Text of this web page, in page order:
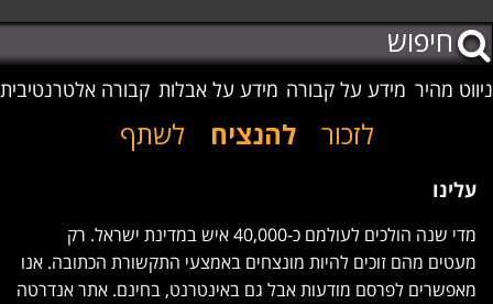
ניווט מהירמידע על קבורהמידע על אבלות קבורה אלטרנטיבית
לזכור להנציח לשתף
עלינו
מדי שנה הולכים לעולמם כ-40,000 איש במדינת ישראל. רק
מעטים מהם זוכים להיות מונצחים באמצעי התקשורת הכתובה.
אנו מאפשרים לפרסם מודעות אבל גם באינטרנט, בחינם. אתר